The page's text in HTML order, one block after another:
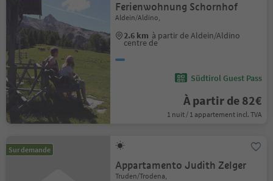
Ferienwohnung Schornhof
Aldein/Aldino,
2.6 km à partir de Aldein/Aldino
centre de
Südtirol Guest Pass
À partir de 82€
1 nuit / 1 appartement incl. TVA
Sur demande
Appartamento Judith Zelger
Truden/Trodena,